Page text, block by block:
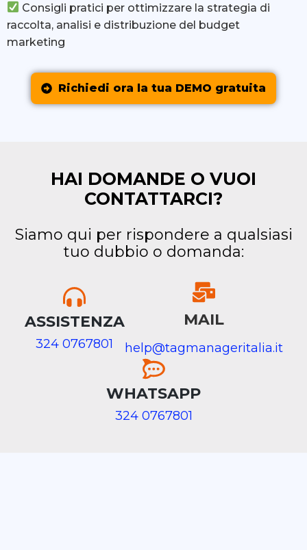
Consigli pratici per ottimizzare la strategia di
raccolta, analisi e distribuzione del budget
marketing
Richiedi ora la tua DEMO gratuita
HAI DOMANDE O VUOI
CONTATTARCI?
Siamo qui per rispondere a qualsiasi
tuo dubbio o domanda:
ASSISTENZA
324 0767801
MAIL
help@tagmanageritalia.it
WHATSAPP
324 0767801